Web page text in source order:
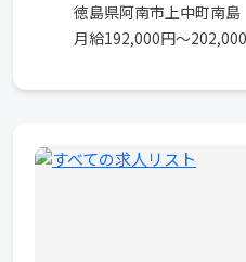
徳島県阿南市上中町南島
月給192,000円～202,000